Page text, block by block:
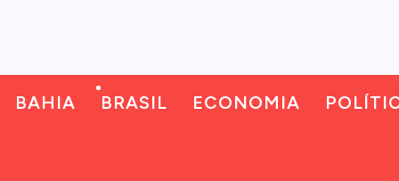
BAHIA BRASIL ECONOMIA